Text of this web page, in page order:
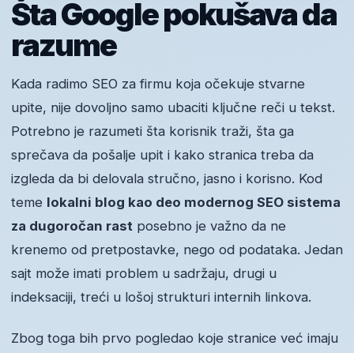
Šta Google pokušava da
razume
Kada radimo SEO za firmu koja očekuje stvarne
upite, nije dovoljno samo ubaciti ključne reči u tekst.
Potrebno je razumeti šta korisnik traži, šta ga
sprečava da pošalje upit i kako stranica treba da
izgleda da bi delovala stručno, jasno i korisno. Kod
teme lokalni blog kao deo modernog SEO sistema
za dugoročan rast posebno je važno da ne
krenemo od pretpostavke, nego od podataka. Jedan
sajt može imati problem u sadržaju, drugi u
indeksaciji, treći u lošoj strukturi internih linkova.
Zbog toga bih prvo pogledao koje stranice već imaju